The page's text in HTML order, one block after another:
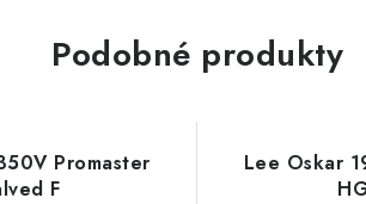
Podobné produkty
Promaster
F
Lee Oskar